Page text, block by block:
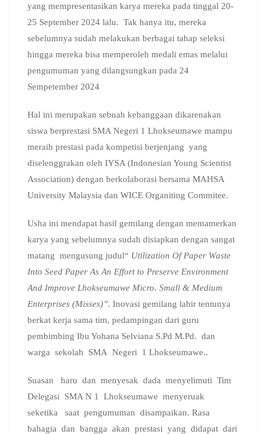
yang mempresentasikan karya mereka pada tinggal 20-
25 September 2024 lalu. Tak hanya itu, mereka
sebelumnya sudah melakukan berbagai tahap seleksi
hingga mereka bisa memperoleh medali emas melalui
pengumuman yang dilangsungkan pada 24
Sempetember 2024
Hal ini merupakan sebuah kebanggaan dikarenakan
siswa berprestasi SMA Negeri 1 Lhokseumawe mampu
meraih prestasi pada kompetisi berjenjang yang
diselenggrakan oleh IYSA (Indonesian Young Scientist
Association) dengan berkolaborasi bersama MAHSA
University Malaysia dan WICE Organiting Commitee.
Usha ini mendapat hasil gemilang dengan memamerkan
karya yang sebelumnya sudah disiapkan dengan sangat
matang mengusung judul“ Utilization Of Paper Waste
Into Seed Paper As An Effort to Preserve Environment
And Improve Lhokseumawe Micro. Small & Medium
Enterprises (Misses)”. Inovasi gemilang lahir tentunya
berkat kerja sama tim, pedampingan dari guru
pembimbing Ibu Yohana Selviana S.Pd M.Pd. dan
warga sekolah SMA Negeri 1 Lhokseumawe..
Suasan haru dan menyesak dada menyelimuti Tim
Delegasi SMA N 1 Lhokseumawe menyeruak
seketika saat pengumuman disampaikan. Rasa
bahagia dan bangga akan prestasi yang didapat dari